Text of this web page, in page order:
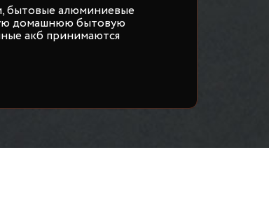
бытовые алюминиевые
домашнюю бытовую
акб принимаются